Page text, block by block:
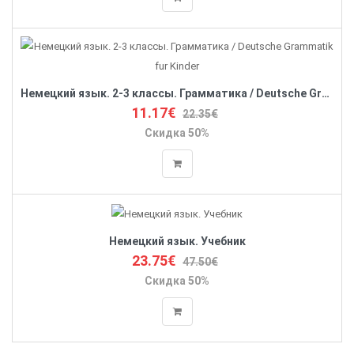
Немецкий язык. 2-3 классы. Грамматика / Deutsche Grammatik fur Kinder
11.17€ 22.35€
Скидка 50%
Немецкий язык. Учебник
23.75€ 47.50€
Скидка 50%